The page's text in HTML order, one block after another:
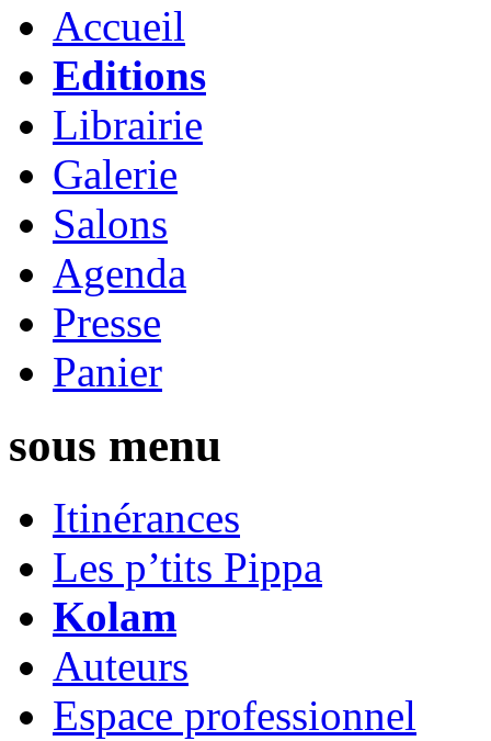
Accueil
Editions
Librairie
Galerie
Salons
Agenda
Presse
Panier
sous menu
Itinérances
Les p’tits Pippa
Kolam
Auteurs
Espace professionnel